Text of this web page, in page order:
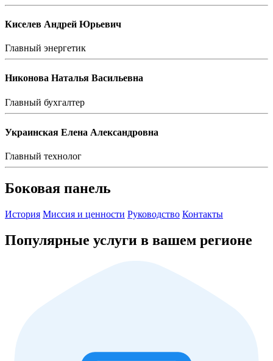
Киселев Андрей Юрьевич
Главный энергетик
Никонова Наталья Васильевна
Главный бухгалтер
Украинская Елена Александровна
Главный технолог
Боковая панель
История Миссия и ценности Руководство Контакты
Популярные услуги в вашем регионе